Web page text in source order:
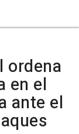
ordena
en el
ante el